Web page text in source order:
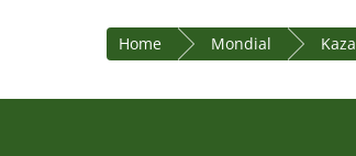
Home Mondial